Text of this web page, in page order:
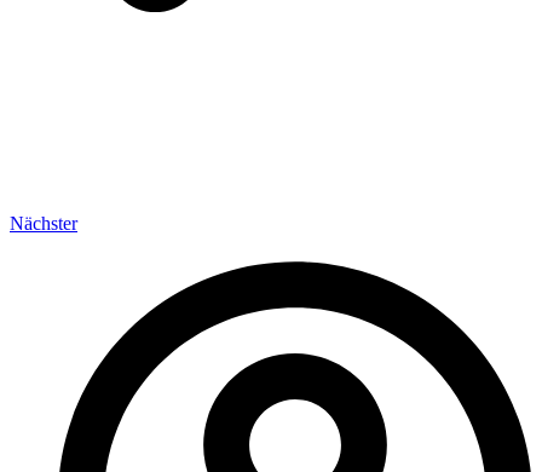
Nächster